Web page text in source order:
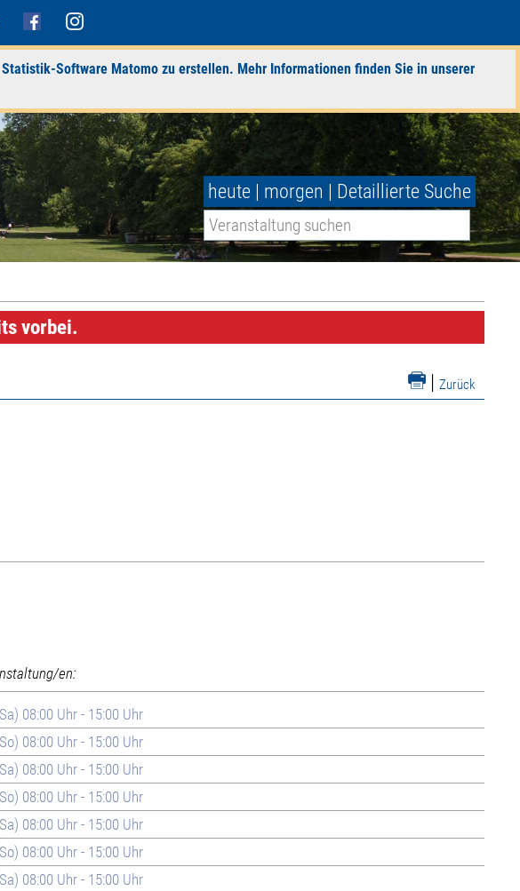
Software Matomo zu erstellen. Mehr Informationen finden Sie in unserer
heute | morgen | Detaillierte Suche
vorbei.
| Zurück
en:
08:00 Uhr - 15:00 Uhr
08:00 Uhr - 15:00 Uhr
08:00 Uhr - 15:00 Uhr
08:00 Uhr - 15:00 Uhr
08:00 Uhr - 15:00 Uhr
08:00 Uhr - 15:00 Uhr
08:00 Uhr - 15:00 Uhr